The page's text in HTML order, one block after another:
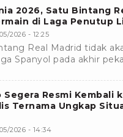
2026, Satu Bintang
di Laga Penutup
2026 - 12:25
Real Madrid tidak
Spanyol pada akhir
Resmi Kembali
Ternama Ungkap
2026 - 14:34